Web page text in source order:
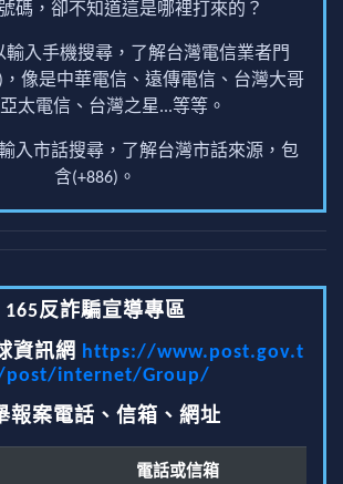
碼，卻不知道這是哪裡打來的？
輸入手機搜尋，了解台灣電信業者門
，像是中華電信、遠傳電信、台灣大哥
太電信、台灣之星...等等。
入市話搜尋，了解台灣市話來源，包
含(+886)。
165反詐騙宣導專區
資訊網 https://www.post.gov.t
post/internet/Group/
報案電話、信箱、網址
電話或信箱